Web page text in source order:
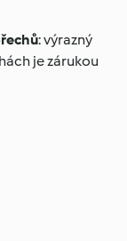
: výrazný
je zárukou